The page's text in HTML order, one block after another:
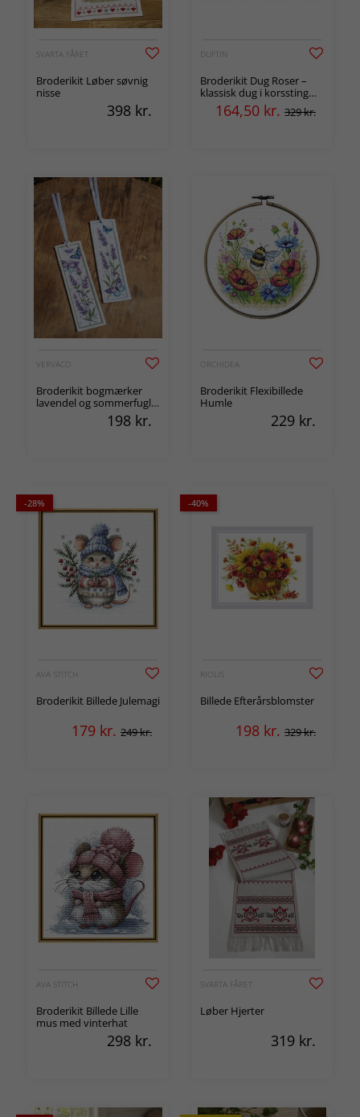
SVARTA FÅRET
Broderikit Løber søvnig
nisse
398 kr.
DUFTIN
Broderikit Dug Roser –
klassisk dug i korssting
med blomstermotiv
164,50 kr. 329 kr.
VERVACO
Broderikit bogmærker
lavendel og sommerfugle
198 kr.
ORCHIDEA
Broderikit Flexibillede
Humle
229 kr.
-28%
AVA STITCH
Broderikit Billede Julemagi
179 kr. 249 kr.
-40%
RIOLIS
Billede Efterårsblomster
198 kr. 329 kr.
AVA STITCH
Broderikit Billede Lille
mus med vinterhat
298 kr.
SVARTA FÅRET
Løber Hjerter
319 kr.